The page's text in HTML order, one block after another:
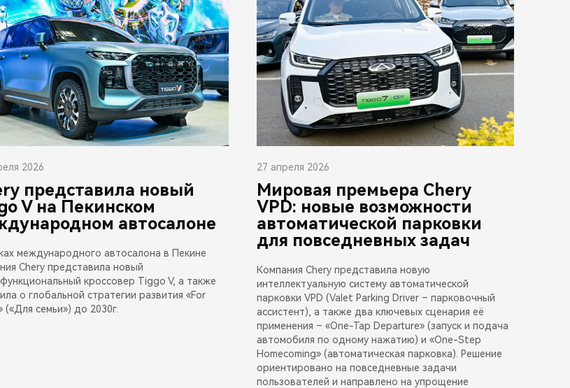
2026
представила новый
V на Пекинском
автосалоне
международного автосалона в Пекине
Chery представила новый
кроссовер Tiggo V, а также
о глобальной стратегии развития «For
(«Для семьи») до 2030г.
27 апреля 2026
Мировая премьера Chery
VPD: новые возможности
автоматической парковки
для повседневных задач
Компания Chery представила новую
интеллектуальную систему автоматической
парковки VPD (Valet Parking Driver – парковочный
ассистент), а также два ключевых сценария её
применения – «One-Tap Departure» (запуск и подача
автомобиля по одному нажатию) и «One-Step
Homecoming» (автоматическая парковка). Решение
ориентировано на повседневные задачи
пользователей и направлено на упрощение